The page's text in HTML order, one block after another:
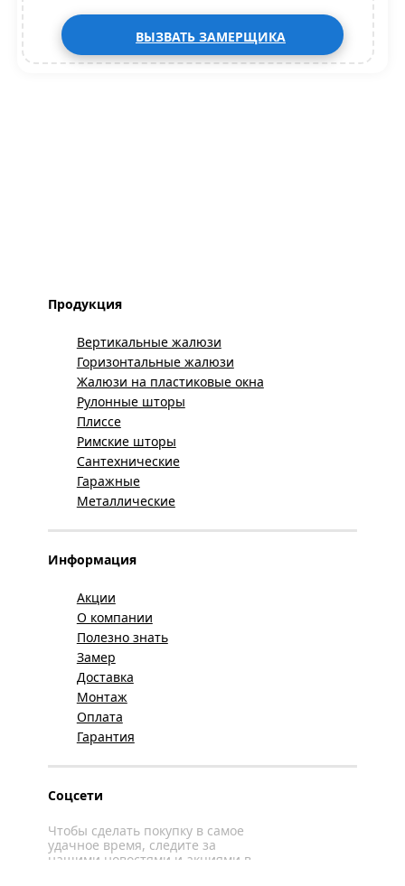
ВЫЗВАТЬ ЗАМЕРЩИКА
Продукция
Вертикальные жалюзи
Горизонтальные жалюзи
Жалюзи на пластиковые окна
Рулонные шторы
Плиссе
Римские шторы
Сантехнические
Гаражные
Металлические
Информация
Акции
О компании
Полезно знать
Замер
Доставка
Монтаж
Оплата
Гарантия
Соцсети
Чтобы сделать покупку в самое
удачное время, следите за
нашими новостями и акциями в